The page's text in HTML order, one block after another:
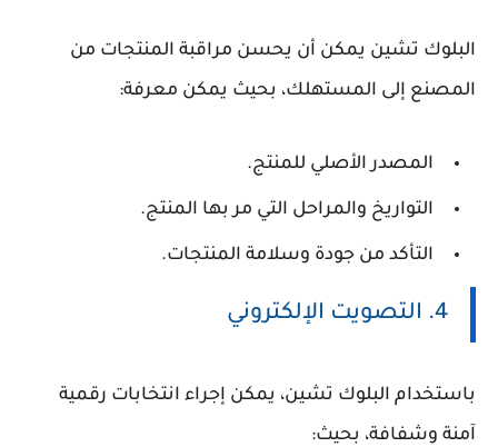
البلوك تشين يمكن أن يحسن مراقبة المنتجات من
المصنع إلى المستهلك، بحيث يمكن معرفة:
المصدر الأصلي للمنتج.
التواريخ والمراحل التي مر بها المنتج.
التأكد من جودة وسلامة المنتجات.
4. التصويت الإلكتروني
باستخدام البلوك تشين، يمكن إجراء انتخابات رقمية
آمنة وشفافة، بحيث: